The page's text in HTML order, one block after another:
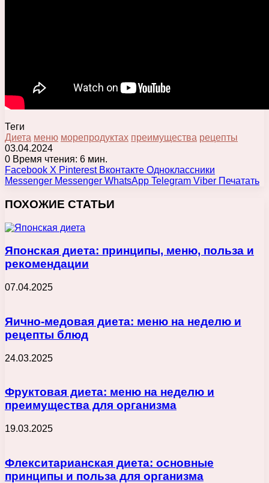
Теги
Диета меню морепродуктах преимущества рецепты
03.04.2024
0 Время чтения: 6 мин.
Facebook X Pinterest Вконтакте Одноклассники
Messenger Messenger WhatsApp Telegram Viber Печатать
ПОХОЖИЕ СТАТЬИ
Японская диета: принципы, меню, польза и
рекомендации
07.04.2025
Яично-медовая диета: меню на неделю и
рецепты блюд
24.03.2025
Фруктовая диета: меню на неделю и
преимущества для организма
19.03.2025
Флекситарианская диета: основные
принципы и польза для организма